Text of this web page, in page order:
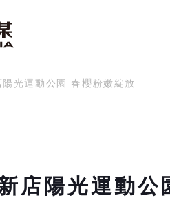
光運動公園 春櫻粉嫩綻放
店陽光運動公